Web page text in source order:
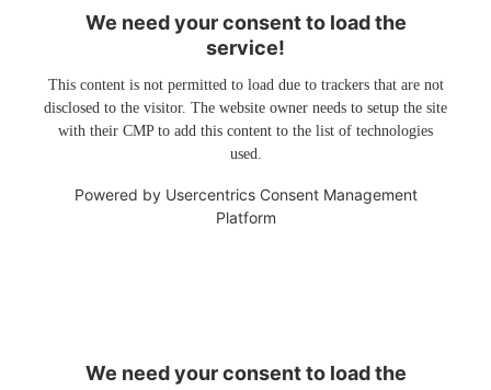
We need your consent to load the
service!
This content is not permitted to load due to trackers that are not
disclosed to the visitor. The website owner needs to setup the site
with their CMP to add this content to the list of technologies
used.
Powered by Usercentrics Consent Management
Platform
We need your consent to load the